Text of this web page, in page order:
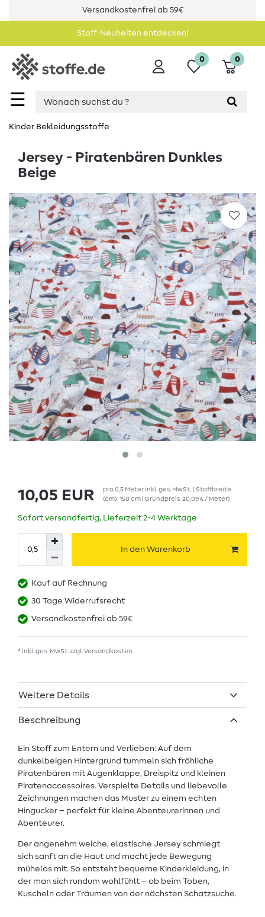
Versandkostenfrei ab 59€
Stoff-Neuheiten entdecken!
☰
0 0
Kinder Bekleidungsstoffe
Jersey - Piratenbären Dunkles
Beige
10,05 EUR pro0,5 Meter inkl. ges. MwSt.( Stoffbreite
(cm): 150 cm | Grundpreis 20,09 € / Meter)
Sofort versandfertig, Lieferzeit 2-4 Werktage
In den Warenkorb
Kauf auf Rechnung
30 Tage Widerrufsrecht
Versandkostenfrei ab 59€
* inkl. ges. MwSt. zzgl.Versandkosten
Weitere Details
Beschreibung
Ein Stoff zum Entern und Verlieben: Auf dem
dunkelbeigen Hintergrund tummeln sich fröhliche
Piratenbären mit Augenklappe, Dreispitz und kleinen
Piratenaccessoires. Verspielte Details und liebevolle
Zeichnungen machen das Muster zu einem echten
Hingucker – perfekt für kleine Abenteurerinnen und
Abenteurer.
Der angenehm weiche, elastische Jersey schmiegt
sich sanft an die Haut und macht jede Bewegung
mühelos mit. So entsteht bequeme Kinderkleidung, in
der man sich rundum wohlfühlt – ob beim Toben,
Kuscheln oder Träumen von der nächsten Schatzsuche.